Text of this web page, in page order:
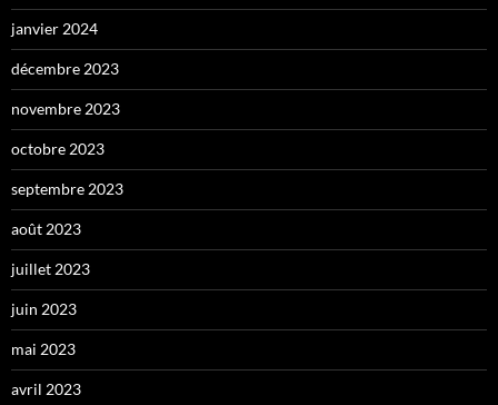
janvier 2024
décembre 2023
novembre 2023
octobre 2023
septembre 2023
août 2023
juillet 2023
juin 2023
mai 2023
avril 2023